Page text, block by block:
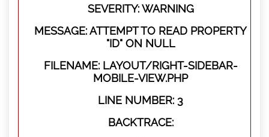
SEVERITY: WARNING
MESSAGE: ATTEMPT TO READ PROPERTY
"ID" ON NULL
FILENAME: LAYOUT/RIGHT-SIDEBAR-
MOBILE-VIEW.PHP
LINE NUMBER: 3
BACKTRACE: